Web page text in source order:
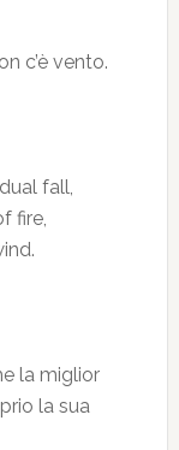
c’è vento.
fall,
fire,
la miglior
la sua